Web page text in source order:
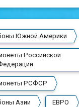
Южной Америки
Российской
РСФСР
Азии ЕВРО